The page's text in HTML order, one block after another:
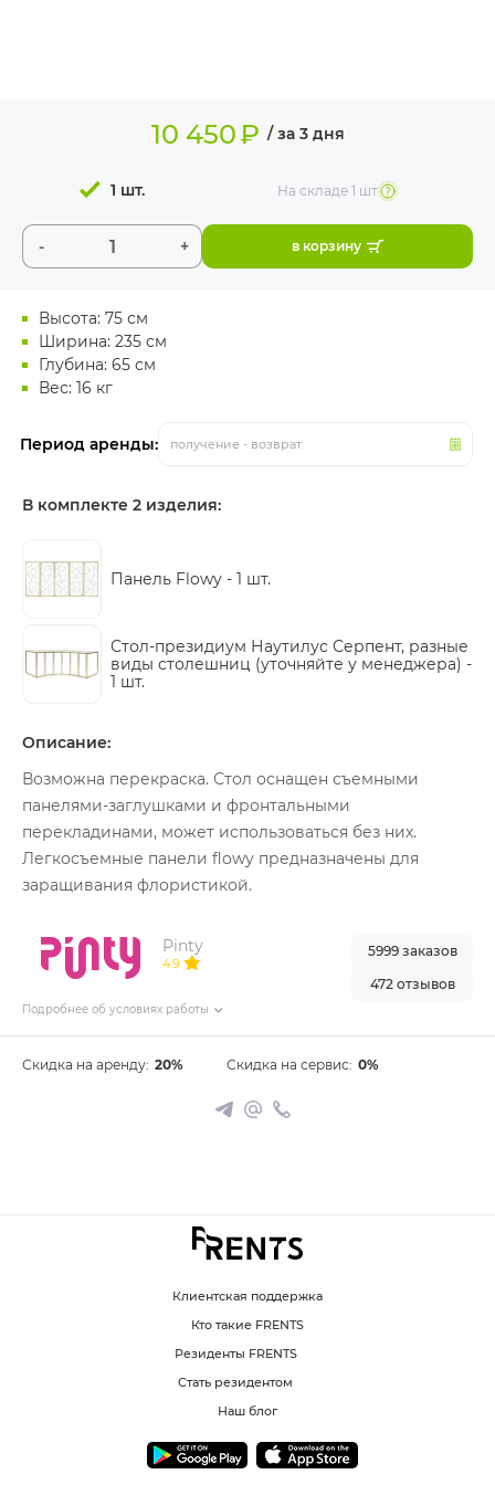
Высота: 75 см
Ширина: 235 см
Глубина: 65 см
Вес: 16 кг
Период аренды: получение - возврат
10 450₽ / за 3 дня
- +
1 шт. На складе1 шт
в корзину
В комплекте 2 изделия:
Панель Flowy - 1 шт.
Стол-президиум Наутилус Серпент, разные
виды столешниц (уточняйте у менеджера) -
1 шт.
Описание:
Возможна перекраска. Стол оснащен съемными
панелями-заглушками и фронтальными
перекладинами, может использоваться без них.
Легкосъемные панели flowy предназначены для
заращивания флористикой.
Pinty
4.9
Подробнее об условиях работы
5999 заказов
472 отзывов
Скидка на аренду: 20% Скидка на сервис: 0%
Клиентская поддержка
Кто такие FRENTS
Резиденты FRENTS
Стать резидентом
Наш блог